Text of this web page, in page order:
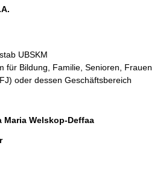
UBSKM
für Bildung, Familie, Senioren, Frauen
oder dessen Geschäftsbereich
Maria Welskop-Deffaa